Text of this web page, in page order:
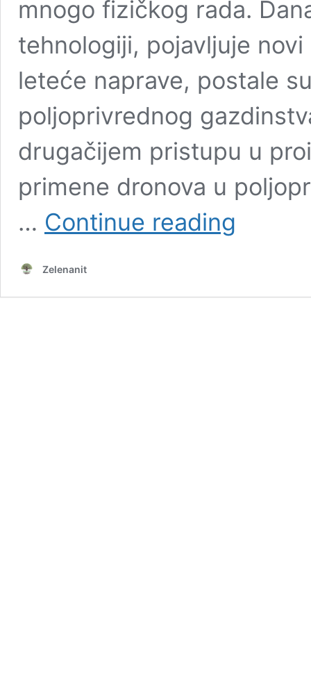
mnogo fizičkog rada.
tehnologiji, pojavljuje
leteće naprave, postale
poljoprivrednog
drugačijem pristupu u
primene dronova u
… Continue reading
BUDUĆNOST
Zelenanit